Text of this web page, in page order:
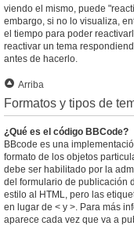
viendo el mismo, puede
embargo, si no lo visualiza,
el tiempo para poder
reactivar un tema
antes de hacerlo.
Arriba
Formatos y tipos de
¿Qué es el código BBCode?
BBcode es una
formato de los objetos
debe ser habilitado por la
del formulario de publicación
estilo al HTML, pero las
en lugar de < y >. Para más
aparece cada vez que va a